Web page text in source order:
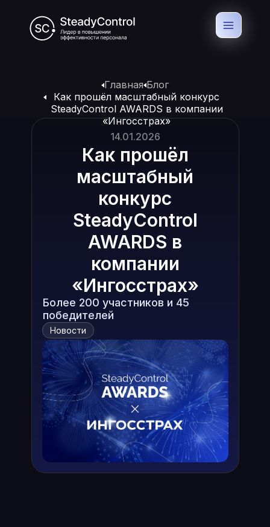
14.01.2026
Как прошёл
масштабный
конкурс
SteadyControl
AWARDS в
компании
«Ингосстрах»
Более 200 участников и 45
победителей
Новости
Главная Блог
Как прошёл масштабный конкурс
SteadyControl AWARDS в компании
«Ингосстрах»